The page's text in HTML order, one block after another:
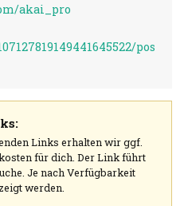
akai_pro
pos
Links erhalten wir ggf.
für dich. Der Link führt
Je nach Verfügbarkeit
werden.